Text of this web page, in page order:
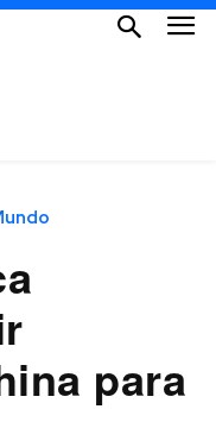
para